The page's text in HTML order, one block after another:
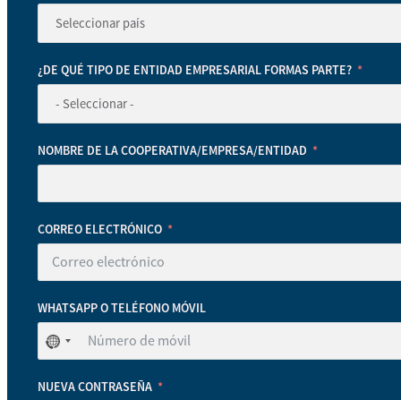
¿DE QUÉ TIPO DE ENTIDAD EMPRESARIAL FORMAS PARTE?
NOMBRE DE LA COOPERATIVA/EMPRESA/ENTIDAD
CORREO ELECTRÓNICO
WHATSAPP O TELÉFONO MÓVIL
No
se
ha
NUEVA CONTRASEÑA